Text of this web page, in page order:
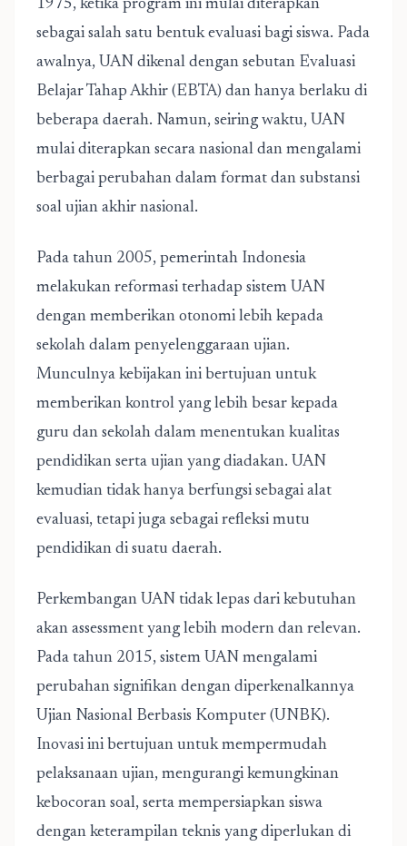
1975, ketika program ini mulai diterapkan
sebagai salah satu bentuk evaluasi bagi siswa. Pada
awalnya, UAN dikenal dengan sebutan Evaluasi
Belajar Tahap Akhir (EBTA) dan hanya berlaku di
beberapa daerah. Namun, seiring waktu, UAN
mulai diterapkan secara nasional dan mengalami
berbagai perubahan dalam format dan substansi
soal ujian akhir nasional.
Pada tahun 2005, pemerintah Indonesia
melakukan reformasi terhadap sistem UAN
dengan memberikan otonomi lebih kepada
sekolah dalam penyelenggaraan ujian.
Munculnya kebijakan ini bertujuan untuk
memberikan kontrol yang lebih besar kepada
guru dan sekolah dalam menentukan kualitas
pendidikan serta ujian yang diadakan. UAN
kemudian tidak hanya berfungsi sebagai alat
evaluasi, tetapi juga sebagai refleksi mutu
pendidikan di suatu daerah.
Perkembangan UAN tidak lepas dari kebutuhan
akan assessment yang lebih modern dan relevan.
Pada tahun 2015, sistem UAN mengalami
perubahan signifikan dengan diperkenalkannya
Ujian Nasional Berbasis Komputer (UNBK).
Inovasi ini bertujuan untuk mempermudah
pelaksanaan ujian, mengurangi kemungkinan
kebocoran soal, serta mempersiapkan siswa
dengan keterampilan teknis yang diperlukan di